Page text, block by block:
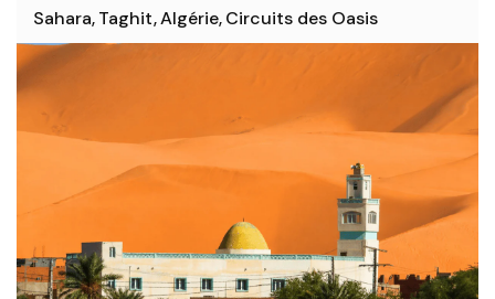
Sahara Taghit Algérie Circuits des Oasis